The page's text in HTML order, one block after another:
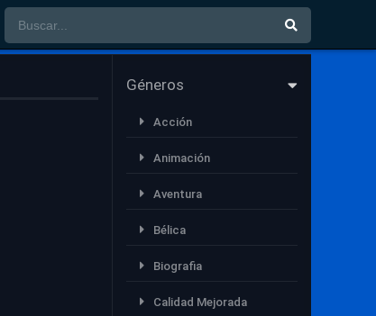
Géneros
Acción
Animación
Aventura
Bélica
Biografia
Calidad Mejorada